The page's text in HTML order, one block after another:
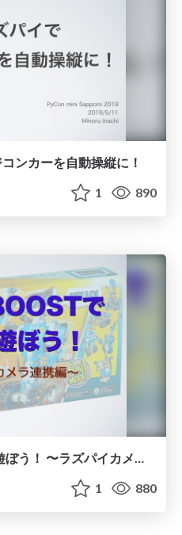
ンカーを自動操縦に！
1 890
LEGO BOOST で大人も遊ぼう！ 〜ラズパイカメラ連携編〜
1 880